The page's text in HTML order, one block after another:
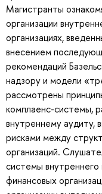
Магистранты
организации
организациях,
внесением
рекомендаций
надзору и модели
рассмотрены
комплаенс-системы,
внутреннему аудиту,
рисками между
организаций.
системы
финансовых